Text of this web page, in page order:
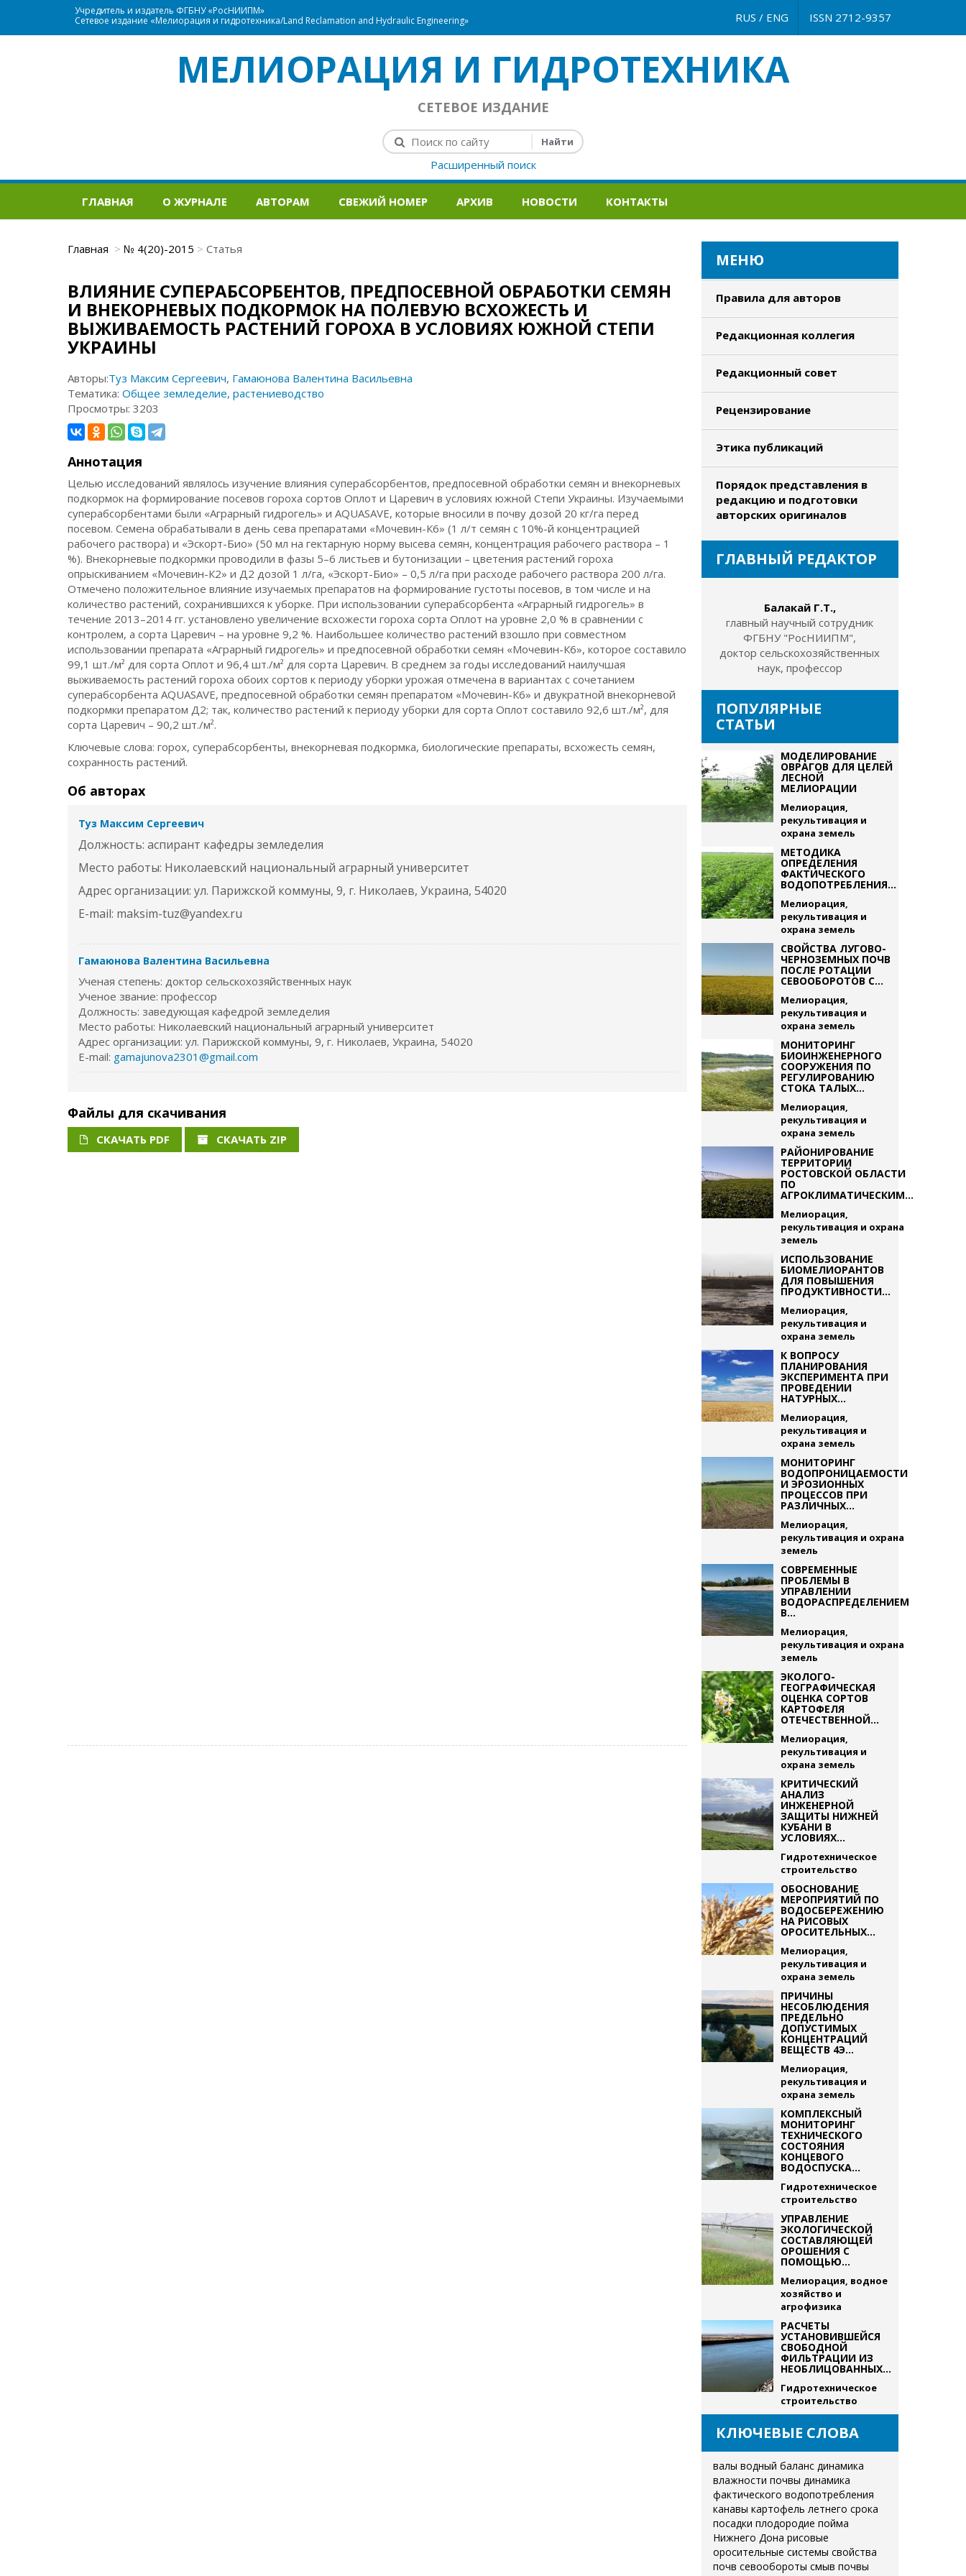
Учредитель и издатель ФГБНУ «РосНИИПМ»
Сетевое издание «Мелиорация и гидротехника/Land Reclamation and Hydraulic Engineering»
ISSN 2712-9357
RUS / ENG
МЕЛИОРАЦИЯ И ГИДРОТЕХНИКА
СЕТЕВОЕ ИЗДАНИЕ
Расширенный поиск
ГЛАВНАЯ О ЖУРНАЛЕ АВТОРАМ СВЕЖИЙ НОМЕР АРХИВ НОВОСТИ КОНТАКТЫ
Главная № 4(20)-2015 Статья
ВЛИЯНИЕ СУПЕРАБСОРБЕНТОВ, ПРЕДПОСЕВНОЙ ОБРАБОТКИ СЕМЯН
И ВНЕКОРНЕВЫХ ПОДКОРМОК НА ПОЛЕВУЮ ВСХОЖЕСТЬ И
ВЫЖИВАЕМОСТЬ РАСТЕНИЙ ГОРОХА В УСЛОВИЯХ ЮЖНОЙ СТЕПИ
УКРАИНЫ
Авторы:Туз Максим Сергеевич, Гамаюнова Валентина Васильевна
Тематика:Общее земледелие, растениеводство
Просмотры:3203
Аннотация
Целью исследований являлось изучение влияния суперабсорбентов, предпосевной обработки семян и внекорневых
подкормок на формирование посевов гороха сортов Оплот и Царевич в условиях южной Степи Украины. Изучаемыми
суперабсорбентами были «Аграрный гидрогель» и AQUASAVE, которые вносили в почву дозой 20 кг/га перед
посевом. Семена обрабатывали в день сева препаратами «Мочевин-К6» (1 л/т семян с 10%-й концентрацией
рабочего раствора) и «Эскорт-Био» (50 мл на гектарную норму высева семян, концентрация рабочего раствора – 1
%). Внекорневые подкормки проводили в фазы 5–6 листьев и бутонизации – цветения растений гороха
опрыскиванием «Мочевин-К2» и Д2 дозой 1 л/га, «Эскорт-Био» – 0,5 л/га при расходе рабочего раствора 200 л/га.
Отмечено положительное влияние изучаемых препаратов на формирование густоты посевов, в том числе и на
количество растений, сохранившихся к уборке. При использовании суперабсорбента «Аграрный гидрогель» в
течение 2013–2014 гг. установлено увеличение всхожести гороха сорта Оплот на уровне 2,0 % в сравнении с
контролем, а сорта Царевич – на уровне 9,2 %. Наибольшее количество растений взошло при совместном
использовании препарата «Аграрный гидрогель» и предпосевной обработки семян «Мочевин-К6», которое составило
99,1 шт./м² для сорта Оплот и 96,4 шт./м² для сорта Царевич. В среднем за годы исследований наилучшая
выживаемость растений гороха обоих сортов к периоду уборки урожая отмечена в вариантах с сочетанием
суперабсорбента AQUASAVE, предпосевной обработки семян препаратом «Мочевин-К6» и двукратной внекорневой
подкормки препаратом Д2; так, количество растений к периоду уборки для сорта Оплот составило 92,6 шт./м², для
сорта Царевич – 90,2 шт./м².
Ключевые слова: горох, суперабсорбенты, внекорневая подкормка, биологические препараты, всхожесть семян,
сохранность растений.
Об авторах
Туз Максим Сергеевич
Должность: аспирант кафедры земледелия
Место работы: Николаевский национальный аграрный университет
Адрес организации: ул. Парижской коммуны, 9, г. Николаев, Украина, 54020
E-mail: maksim-tuz@yandex.ru
Гамаюнова Валентина Васильевна
Ученая степень: доктор сельскохозяйственных наук
Ученое звание: профессор
Должность: заведующая кафедрой земледелия
Место работы: Николаевский национальный аграрный университет
Адрес организации: ул. Парижской коммуны, 9, г. Николаев, Украина, 54020
E-mail: gamajunova2301@gmail.com
Файлы для скачивания
СКАЧАТЬ PDF СКАЧАТЬ ZIP
МЕНЮ
Правила для авторов
Редакционная коллегия
Редакционный совет
Рецензирование
Этика публикаций
Порядок представления в
редакцию и подготовки
авторских оригиналов
ГЛАВНЫЙ РЕДАКТОР
Балакай Г.Т.,
главный научный сотрудник
ФГБНУ "РосНИИПМ",
доктор сельскохозяйственных
наук, профессор
ПОПУЛЯРНЫЕ
СТАТЬИ
МОДЕЛИРОВАНИЕ
ОВРАГОВ ДЛЯ ЦЕЛЕЙ
ЛЕСНОЙ
МЕЛИОРАЦИИ
Мелиорация,
рекультивация и
охрана земель
МЕТОДИКА
ОПРЕДЕЛЕНИЯ
ФАКТИЧЕСКОГО
ВОДОПОТРЕБЛЕНИЯ...
Мелиорация,
рекультивация и
охрана земель
СВОЙСТВА ЛУГОВО-
ЧЕРНОЗЕМНЫХ ПОЧВ
ПОСЛЕ РОТАЦИИ
СЕВООБОРОТОВ С...
Мелиорация,
рекультивация и
охрана земель
МОНИТОРИНГ
БИОИНЖЕНЕРНОГО
СООРУЖЕНИЯ ПО
РЕГУЛИРОВАНИЮ
СТОКА ТАЛЫХ...
Мелиорация,
рекультивация и
охрана земель
РАЙОНИРОВАНИЕ
ТЕРРИТОРИИ
РОСТОВСКОЙ ОБЛАСТИ
ПО
АГРОКЛИМАТИЧЕСКИМ...
Мелиорация,
рекультивация и охрана
земель
ИСПОЛЬЗОВАНИЕ
БИОМЕЛИОРАНТОВ
ДЛЯ ПОВЫШЕНИЯ
ПРОДУКТИВНОСТИ...
Мелиорация,
рекультивация и
охрана земель
К ВОПРОСУ
ПЛАНИРОВАНИЯ
ЭКСПЕРИМЕНТА ПРИ
ПРОВЕДЕНИИ
НАТУРНЫХ...
Мелиорация,
рекультивация и
охрана земель
МОНИТОРИНГ
ВОДОПРОНИЦАЕМОСТИ
И ЭРОЗИОННЫХ
ПРОЦЕССОВ ПРИ
РАЗЛИЧНЫХ...
Мелиорация,
рекультивация и охрана
земель
СОВРЕМЕННЫЕ
ПРОБЛЕМЫ В
УПРАВЛЕНИИ
ВОДОРАСПРЕДЕЛЕНИЕМ
В...
Мелиорация,
рекультивация и охрана
земель
ЭКОЛОГО-
ГЕОГРАФИЧЕСКАЯ
ОЦЕНКА СОРТОВ
КАРТОФЕЛЯ
ОТЕЧЕСТВЕННОЙ...
Мелиорация,
рекультивация и
охрана земель
КРИТИЧЕСКИЙ
АНАЛИЗ
ИНЖЕНЕРНОЙ
ЗАЩИТЫ НИЖНЕЙ
КУБАНИ В
УСЛОВИЯХ...
Гидротехническое
строительство
ОБОСНОВАНИЕ
МЕРОПРИЯТИЙ ПО
ВОДОСБЕРЕЖЕНИЮ
НА РИСОВЫХ
ОРОСИТЕЛЬНЫХ...
Мелиорация,
рекультивация и
охрана земель
ПРИЧИНЫ
НЕСОБЛЮДЕНИЯ
ПРЕДЕЛЬНО
ДОПУСТИМЫХ
КОНЦЕНТРАЦИЙ
ВЕЩЕСТВ 4Э...
Мелиорация,
рекультивация и
охрана земель
КОМПЛЕКСНЫЙ
МОНИТОРИНГ
ТЕХНИЧЕСКОГО
СОСТОЯНИЯ
КОНЦЕВОГО
ВОДОСПУСКА...
Гидротехническое
строительство
УПРАВЛЕНИЕ
ЭКОЛОГИЧЕСКОЙ
СОСТАВЛЯЮЩЕЙ
ОРОШЕНИЯ С
ПОМОЩЬЮ...
Мелиорация, водное
хозяйство и
агрофизика
РАСЧЕТЫ
УСТАНОВИВШЕЙСЯ
СВОБОДНОЙ
ФИЛЬТРАЦИИ ИЗ
НЕОБЛИЦОВАННЫХ...
Гидротехническое
строительство
КЛЮЧЕВЫЕ СЛОВА
валы водный баланс динамика
влажности почвы динамика
фактического водопотребления
канавы картофель летнего срока
посадки плодородие пойма
Нижнего Дона рисовые
оросительные системы свойства
почв севообороты смыв почвы